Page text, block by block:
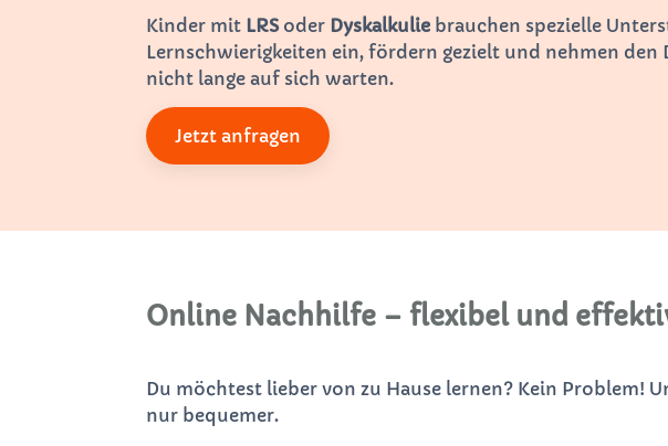
Kinder mit LRSoder Dyskalkulie brauchen spezielle
Lernschwierigkeiten ein, fördern gezielt und nehmen den
nicht lange auf sich warten.
Jetzt anfragen
Online Nachhilfe – flexibel und
Du möchtest lieber von zu Hause lernen? Kein Problem!
nur bequemer.